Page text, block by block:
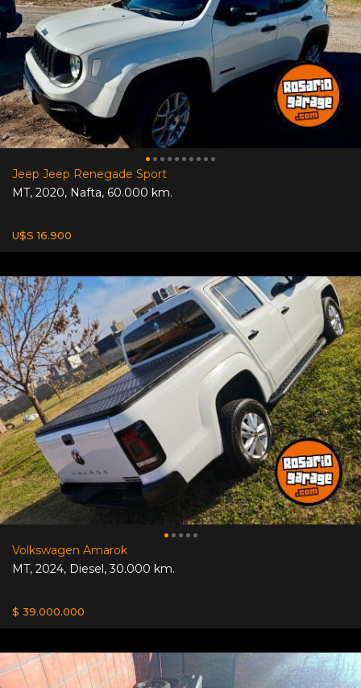
Jeep Jeep Renegade Sport
MT, 2020, Nafta, 60.000 km.
U$S 16.900
Volkswagen Amarok
MT, 2024, Diesel,30.000 km.
$ 39.000.000